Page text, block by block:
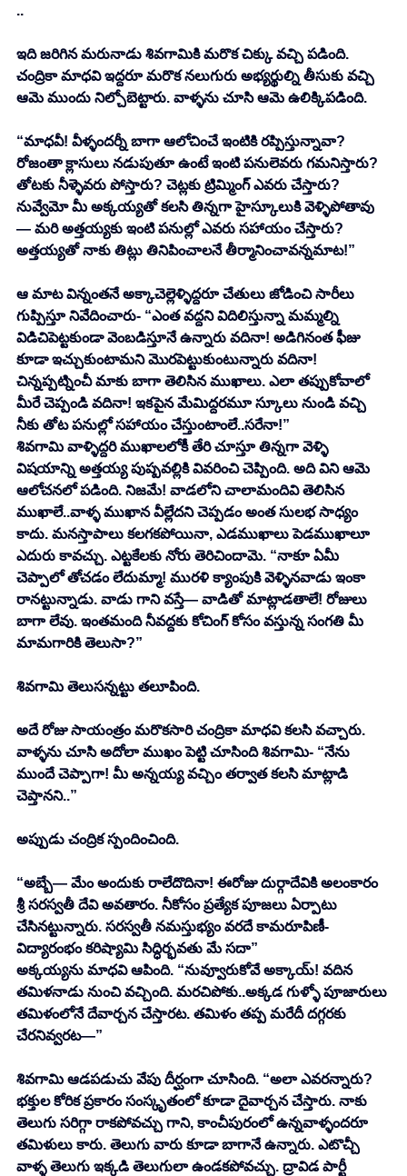
..
ఇది జరిగిన మరునాడు శివగామికి మరొక చిక్కు వచ్చి పడింది.
చంద్రికా మాధవి ఇద్దరూ మరొక నలుగురు అభ్యర్థుల్ని తీసుకు వచ్చి
ఆమె ముందు నిల్చోబెట్టారు. వాళ్ళను చూసి ఆమె ఉలిక్కిపడింది.
“మాధవీ! వీళ్ళందర్నీ బాగా ఆలోచించే ఇంటికి రప్పిస్తున్నావా?
రోజంతా క్లాసులు నడుపుతూ ఉంటే ఇంటి పనులెవరు గమనిస్తారు?
తోటకు నీళ్ళెవరు పోస్తారు? చెట్లకు ట్రిమ్మింగ్ ఎవరు చేస్తారు?
నువ్వేమో మీ అక్కయ్యతో కలసి తిన్నగా హైస్కూలుకి వెళ్ళిపోతావు
— మరి అత్తయ్యకు ఇంటి పనుల్లో ఎవరు సహాయం చేస్తారు?
అత్తయ్యతో నాకు తిట్లు తినిపించాలనే తీర్మానించావన్నమాట!”
ఆ మాట విన్నంతనే అక్కాచెల్లెళ్ళిద్దరూ చేతులు జోడించి సారీలు
గుప్పిస్తూ నివేదించారు- “ఎంత వద్దని విదిలిస్తున్నా మమ్మల్ని
విడిచిపెట్టకుండా వెంబడిస్తూనే ఉన్నారు వదినా! అడిగినంత ఫీజు
కూడా ఇచ్చుకుంటామని మొరపెట్టుకుంటున్నారు వదినా!
చిన్నప్పట్నించీ మాకు బాగా తెలిసిన ముఖాలు. ఎలా తప్పుకోవాలో
మీరే చెప్పండి వదినా! ఇకపైన మేమిద్దరమూ స్కూలు నుండి వచ్చి
నీకు తోట పనుల్లో సహాయం చేస్తుంటాంలే..సరేనా!”
శివగామి వాళ్ళిద్దరి ముఖాలలోకీ తేరి చూస్తూ తిన్నగా వెళ్ళి
విషయాన్ని అత్తయ్య పుష్పవల్లికి వివరించి చెప్పింది. అది విని ఆమె
ఆలోచనలో పడింది. నిజమే! వాడలోని చాలామందివి తెలిసిన
ముఖాలే..వాళ్ళ ముఖాన వీల్లేదని చెప్పడం అంత సులభ సాధ్యం
కాదు. మనస్తాపాలు కలగకపోయినా, ఎడముఖాలు పెడముఖాలూ
ఎదురు కావచ్చు. ఎట్టకేలకు నోరు తెరిచిందామె. “నాకూ ఏమీ
చెప్పాలో తోచడం లేదుమ్మా! మురళి క్యాంపుకి వెళ్ళినవాడు ఇంకా
రానట్టున్నాడు. వాడు గాని వస్తే— వాడితో మాట్లాడతాలే! రోజులు
బాగా లేవు. ఇంతమంది నీవద్దకు కోచింగ్ కోసం వస్తున్న సంగతి మీ
మామగారికి తెలుసా?”
శివగామి తెలుసన్నట్టు తలూపింది.
అదే రోజు సాయంత్రం మరొకసారి చంద్రికా మాధవి కలసి వచ్చారు.
వాళ్ళను చూసి అదోలా ముఖం పెట్టి చూసింది శివగామి- “నేను
ముందే చెప్పాగా! మీ అన్నయ్య వచ్చిం తర్వాత కలసి మాట్లాడి
చెప్తానని..”
అప్పుడు చంద్రిక స్పందించింది.
“అబ్బే— మేం అందుకు రాలేదొదినా! ఈరోజు దుర్గాదేవికి అలంకారం
శ్రీ సరస్వతీ దేవి అవతారం. నీకోసం ప్రత్యేక పూజలు ఏర్పాటు
చేసినట్టున్నారు. సరస్వతీ నమస్తుభ్యం వరదే కామరూపిణీ-
విద్యారంభం కరిష్యామి సిద్ధిర్భవతు మే సదా”
అక్కయ్యను మాధవి ఆపింది. “నువ్వూరుకోవే అక్కాయ్! వదిన
తమిళనాడు నుంచి వచ్చింది. మరచిపోకు..అక్కడ గుళ్ళో పూజారులు
తమిళంలోనే దేవార్చన చేస్తారట. తమిళం తప్ప మరేదీ దగ్గరకు
చేరనివ్వరట—”
శివగామి ఆడపడుచు వేపు దీర్ఘంగా చూసింది. “అలా ఎవరన్నారు?
భక్తుల కోరిక ప్రకారం సంస్కృతంలో కూడా దైవార్చన చేస్తారు. నాకు
తెలుగు సరిగ్గా రాకపోవచ్చు గాని, కాంచీపురంలో ఉన్నవాళ్ళందరూ
తమిళులు కారు. తెలుగు వారు కూడా బాగానే ఉన్నారు. ఎటొచ్చీ
వాళ్ళ తెలుగు ఇక్కడి తెలుగులా ఉండకపోవచ్చు. ద్రావిడ పార్టీ